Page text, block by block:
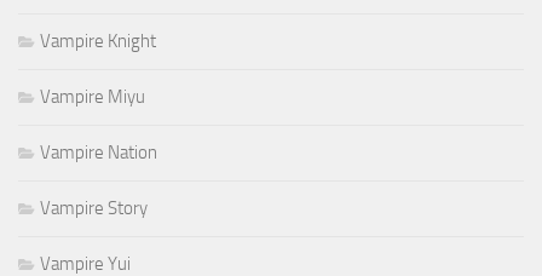
Vampire Knight
Vampire Miyu
Vampire Nation
Vampire Story
Vampire Yui